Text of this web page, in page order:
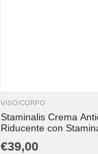
VISO/CORPO
Staminalis Crema
Riducente con
€39,00